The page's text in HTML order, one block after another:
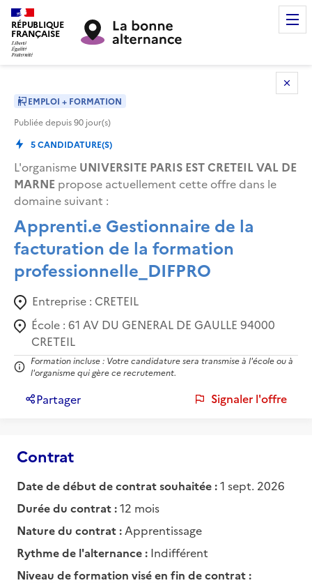
RÉPUBLIQUE
FRANÇAISE
EMPLOI + FORMATION
Publiée depuis90 jour(s)
5CANDIDATURE(S)
L'organisme UNIVERSITE PARIS EST CRETEIL VAL DE
MARNE propose actuellement cette offre dans le
domaine suivant :
Apprenti.e Gestionnaire de la
facturation de la formation
professionnelle_DIFPRO
Entreprise : CRETEIL
École : 61 AV DU GENERAL DE GAULLE 94000
CRETEIL
Formation incluse : Votre candidature sera transmise à l'école ou à
l'organisme qui gère ce recrutement.
Partager Signaler l'offre
Contrat
Date de début de contrat souhaitée :1 sept. 2026
Durée du contrat :12 mois
Nature du contrat : Apprentissage
Rythme de l'alternance : Indifférent
Niveau de formation visé en fin de contrat :